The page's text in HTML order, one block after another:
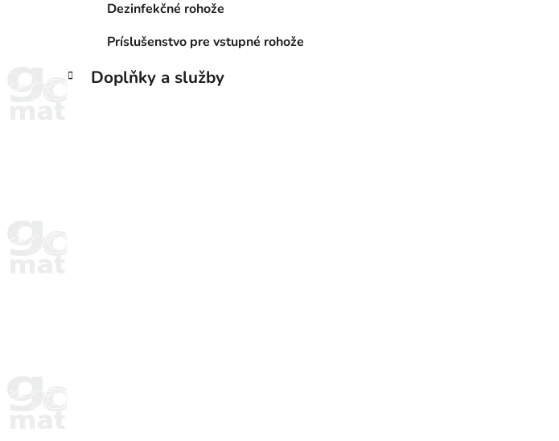
Dezinfekčné rohože
Príslušenstvo pre vstupné rohože
Doplňky a služby